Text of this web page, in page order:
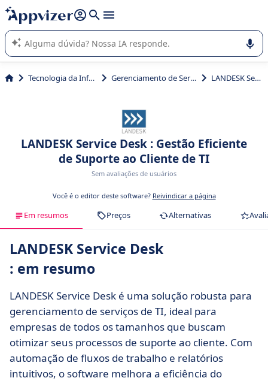
de nossa IA (várias linhas com
A IA do Appvizer o orienta no uso ou na seleção de software
SaaS para sua empresa.
Tecnologia da Informação (TI) Gerenciamento de Serviços TI (ITSM) LANDESK Service Desk
LANDESK Service Desk : Gestão Eficiente
de Suporte ao Cliente de TI
Sem avaliações de usuários
Você é o editor deste software? Reivindicar a página
Em resumos Preços Alternativas
LANDESK Service Desk
: em resumo
LANDESK Service Desk é uma solução robusta para
gerenciamento de serviços de TI, ideal para
empresas de todos os tamanhos que buscam
otimizar seus processos de suporte ao cliente. Com
automação de fluxos de trabalho e relatórios
intuitivos, o software melhora a eficiência do